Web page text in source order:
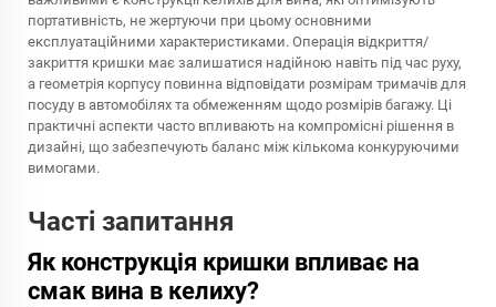
портативність, не жертуючи при цьому основними
експлуатаційними характеристиками. Операція відкриття/
закриття кришки має залишатися надійною навіть під час руху,
а геометрія корпусу повинна відповідати розмірам тримачів для
посуду в автомобілях та обмеженням щодо розмірів багажу. Ці
практичні аспекти часто впливають на компромісні рішення в
дизайні, що забезпечують баланс між кількома конкуруючими
вимогами.
Часті запитання
Як конструкція кришки впливає на
смак вина в келиху?